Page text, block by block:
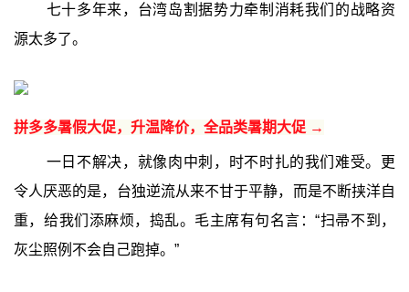
七十多年来，台湾岛割据势力牵制消耗我们的战略资
源太多了。
拼多多暑假大促，升温降价，全品类暑期大促 →
一日不解决，就像肉中刺，时不时扎的我们难受。更
令人厌恶的是，台独逆流从来不甘于平静，而是不断挟洋自
重，给我们添麻烦，捣乱。毛主席有句名言：“扫帚不到，
灰尘照例不会自己跑掉。”